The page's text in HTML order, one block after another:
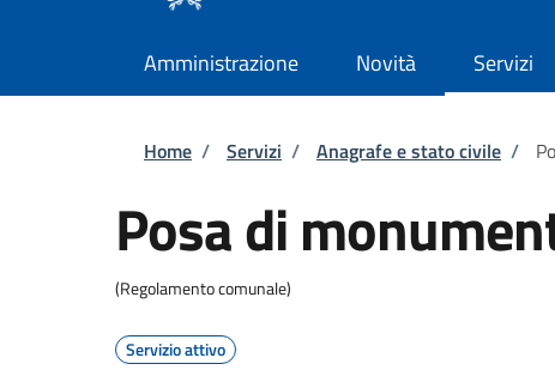
Amministrazione Novità Servizi
Briciole di pane
Home / Servizi / Anagrafe e stato civile /
Posa di
(Regolamento comunale)
Servizio attivo